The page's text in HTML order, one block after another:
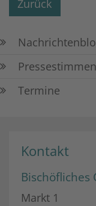
Zurück
Pressestimmen
Termine
Kontakt
Bischöfliches
Markt 1